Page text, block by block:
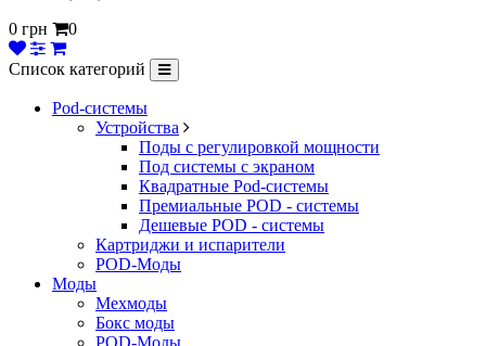
0 грн
0
Список категорий
Pod-системы
Устройства
Поды с регулировкой мощности
Под системы с экраном
Квадратные Pod-системы
Премиальные POD - системы
Дешевые POD - системы
Картриджи и испарители
POD-Моды
Моды
Мехмоды
Бокс моды
POD-Моды